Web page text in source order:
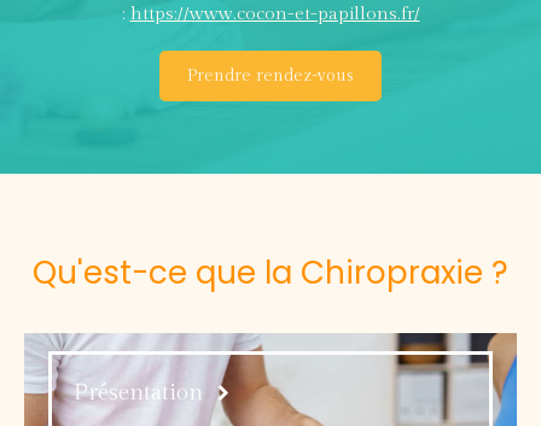
: https://www.cocon-et-papillons.fr/
Prendre rendez-vous
Qu'est-ce que la Chiropraxie ?
Présentation